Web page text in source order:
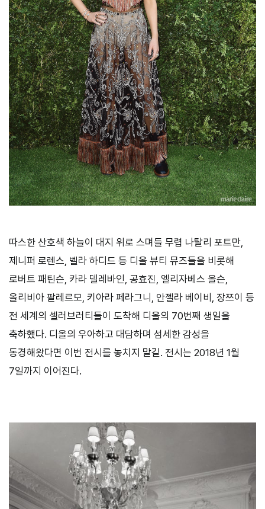
따스한 산호색 하늘이 대지 위로 스며들 무렵 나탈리 포트만,
제니퍼 로렌스, 벨라 하디드 등 디올 뷰티 뮤즈들을 비롯해
로버트 패틴슨, 카라 델레바인, 공효진, 엘리자베스 올슨,
올리비아 팔레르모, 키아라 페라그니, 안젤라 베이비, 장쯔이 등
전 세계의 셀러브러티들이 도착해 디올의 70번째 생일을
축하했다. 디올의 우아하고 대담하며 섬세한 감성을
동경해왔다면 이번 전시를 놓치지 말길. 전시는 2018년 1월
7일까지 이어진다.